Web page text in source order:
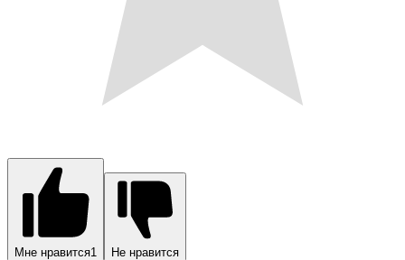
Мне нравится1 Не нравится